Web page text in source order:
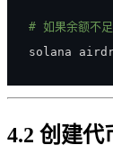
# 如果余额不
solana
4.2 创建代